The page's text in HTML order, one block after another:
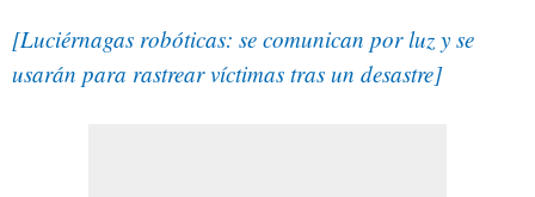
[Luciérnagas robóticas: se comunican por luz y se
usarán para rastrear víctimas tras un desastre]